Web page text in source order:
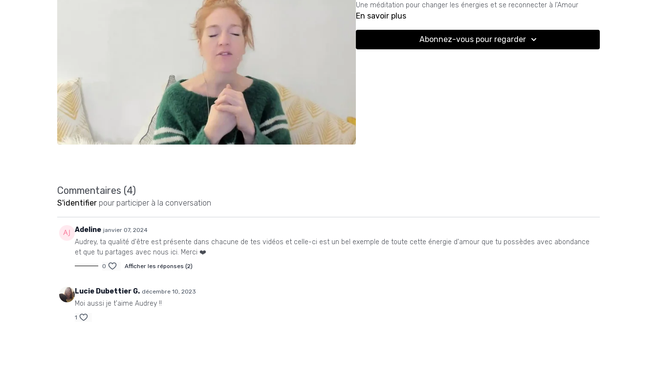
Une méditation pour changer les énergies et se reconnecter à l'Amour
En savoir plus
Abonnez-vous pour regarder
Commentaires (4)
S'identifier pour participer à la conversation
Adeline janvier 07, 2024
Audrey, ta qualité d'être est présente dans chacune de tes vidéos et celle-ci est un bel exemple de toute cette énergie d'amour que tu possèdes avec abondance
et que tu partages avec nous ici. Merci ❤️
0 Afficher les réponses (2)
Lucie Dubettier G. décembre 10, 2023
Moi aussi je t'aime Audrey !!
1